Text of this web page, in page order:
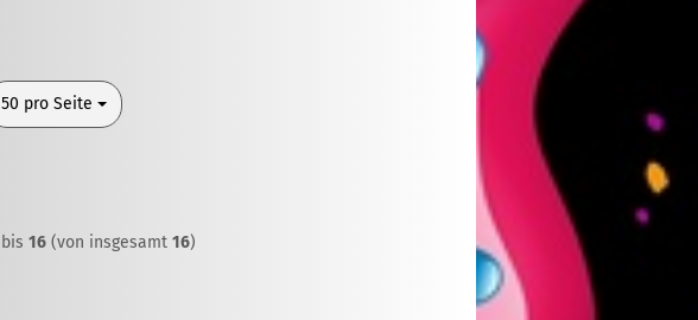
50 pro Seite
pro Seite
bis16 (von insgesamt16)